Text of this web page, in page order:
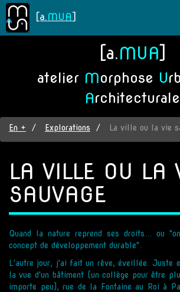
[a.MUA
[a.MUA
atelier Morphose U
Architecturale
En + Explorations La ville ou la vie
LA VILLE OU LA
SAUVAGE
Quand la nature reprend ses droits... ou
concept de développement durable".
L'autre jour, j'ai fait un rêve, éveillée. Juste
la vue d'un bâtiment (un collège pour être
importe peu), rue de la Fontaine au Roi à